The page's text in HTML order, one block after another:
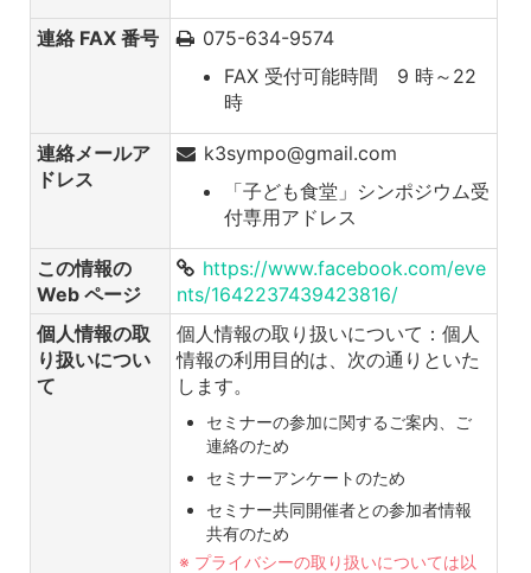
連絡 FAX 番号
075-634-9574
FAX 受付可能時間 9 時～22
時
連絡メールア
ドレス
k3sympo@gmail.com
「子ども食堂」シンポジウム受
付専用アドレス
この情報の
Web ページ
https://www.facebook.com/eve
nts/1642237439423816/
個人情報の取
り扱いについ
て
個人情報の取り扱いについて：個人
情報の利用目的は、次の通りといた
します。
セミナーの参加に関するご案内、ご
連絡のため
セミナーアンケートのため
セミナー共同開催者との参加者情報
共有のため
※ プライバシーの取り扱いについては以